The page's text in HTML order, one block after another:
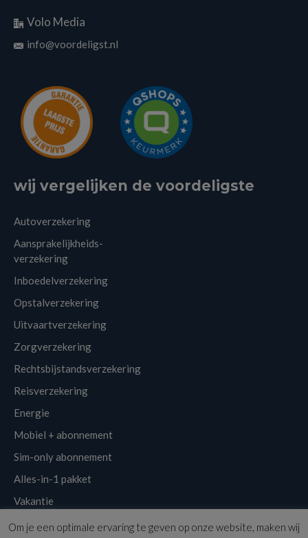
Volo Media
info@voordeligst.nl
wij vergelijken de voordeligste
Autoverzekering
Aansprakelijkheids-
verzekering
Inboedelverzekering
Opstalverzekering
Uitvaartverzekering
Zorgverzekering
Rechtsbijstandsverzekering
Reisverzekering
Energie
Mobiel + abonnement
Sim-only abonnement
Alles-in-1 pakket
Vakantie
Om je een optimale ervaring te geven op onze website, maken wij